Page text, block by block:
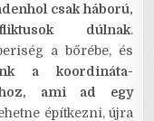
csak háború,
dúlnak.
a bőrébe, és
a koordináta-
ami ad egy
építkezni, újra